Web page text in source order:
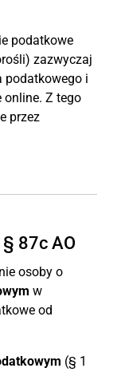
podatkowe
zazwyczaj
podatkowego i
online. Z tego
przez
87c AO
osoby o
w
od
(§ 1